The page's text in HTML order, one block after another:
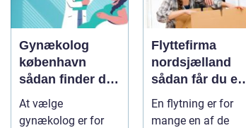
Gynækolog
københavn
sådan finder du
den rette
specialist
At vælge
gynækolog er for
Flyttefirma
nordsjælland
sådan får du en
tryg og effektiv
flytning
En flytning er for
mange en af de